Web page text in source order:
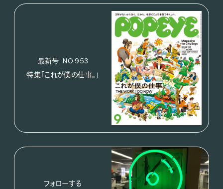
最新号: NO.953
特集「これが僕の仕事。」
フォローする